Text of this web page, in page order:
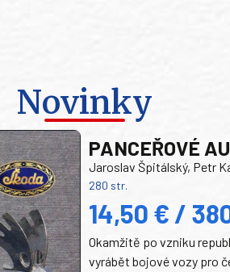
Novinky
PANCEŘOVÉ
Jaroslav Špitálský, Petr
280 str.
14,50 € /
Okamžitě po vzniku
vyrábět bojové vozy pro